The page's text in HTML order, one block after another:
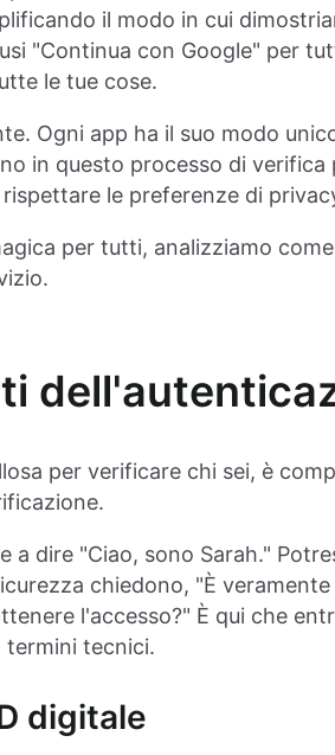
il modo in cui
"Continua con Google" per
le tue cose.
Ogni app ha il suo modo
in questo processo di verifica
le preferenze di
per tutti, analizziamo
per verificare chi sei, è
a dire "Ciao, sono Sarah."
chiedono, "È
l'accesso?" È qui che
termini tecnici.
digitale